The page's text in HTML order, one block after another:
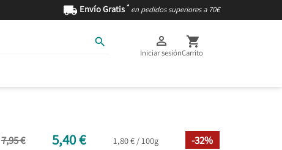
 Envío Gratis * en pedidos superiores a 70€
 
Iniciar sesión

Carrito
7,95 € 5,40 € 1,80 € / 100g -32%